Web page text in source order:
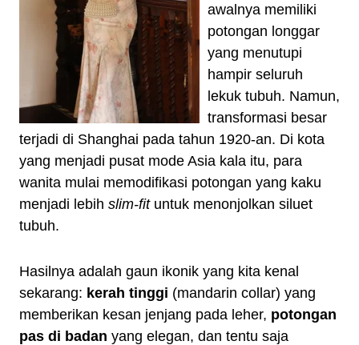
awalnya memiliki
potongan longgar
yang menutupi
hampir seluruh
lekuk tubuh. Namun,
transformasi besar
terjadi di Shanghai pada tahun 1920-an. Di kota
yang menjadi pusat mode Asia kala itu, para
wanita mulai memodifikasi potongan yang kaku
menjadi lebih slim-fituntuk menonjolkan siluet
tubuh.
Hasilnya adalah gaun ikonik yang kita kenal
sekarang: kerah tinggi (mandarin collar) yang
memberikan kesan jenjang pada leher, potongan
pas di badan yang elegan, dan tentu saja